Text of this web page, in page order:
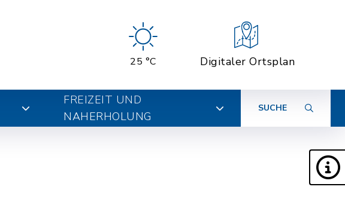
25 °C Digitaler Ortsplan
FREIZEIT UND
NAHERHOLUNG
SUCHE